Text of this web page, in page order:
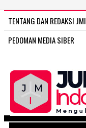
TENTANG DAN REDAKSI JMI
PEDOMAN MEDIA SIBER